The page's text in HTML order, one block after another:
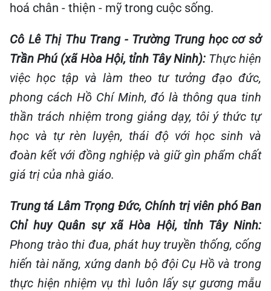
hoá chân - thiện - mỹ trong cuộc sống.
Cô Lê Thị Thu Trang - Trường Trung học cơ sở
Trần Phú (xã Hòa Hội, tỉnh Tây Ninh): Thực hiện
việc học tập và làm theo tư tưởng đạo đức,
phong cách Hồ Chí Minh, đó là thông qua tinh
thần trách nhiệm trong giảng dạy, tôi ý thức tự
học và tự rèn luyện, thái độ với học sinh và
đoàn kết với đồng nghiệp và giữ gìn phẩm chất
giá trị của nhà giáo.
Trung tá Lâm Trọng Đức, Chính trị viên phó Ban
Chỉ huy Quân sự xã Hòa Hội, tỉnh Tây Ninh:
Phong trào thi đua, phát huy truyền thống, cống
hiến tài năng, xứng danh bộ đội Cụ Hồ và trong
thực hiện nhiệm vụ thì luôn lấy sự gương mẫu